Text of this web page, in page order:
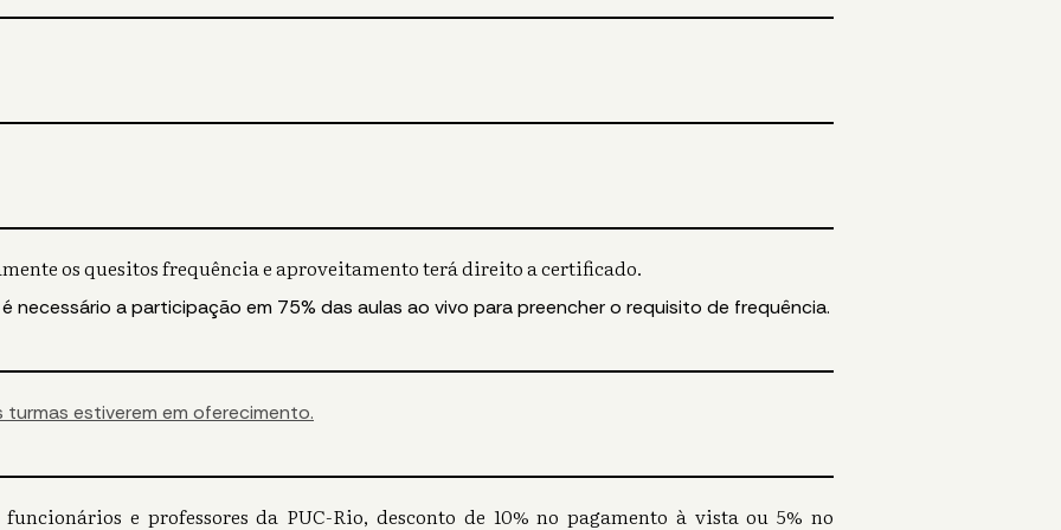
os quesitos frequência e aproveitamento terá direito a certificado.
necessário a participação em 75% das aulas ao vivo para preencher o requisito de frequência.
estiverem em oferecimento.
e professores da PUC-Rio, desconto de 10% no pagamento à vista ou 5% no